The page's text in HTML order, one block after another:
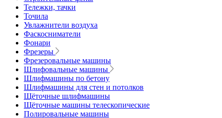
Тележки, тачки
Точила
Увлажнители воздуха
Фаскосниматели
Фонари
Фрезеры
Фрезеровальные машины
Шлифовальные машины
Шлифмашины по бетону
Шлифмашины для стен и потолков
Щёточные шлифмашины
Щёточные машины телескопические
Полировальные машины